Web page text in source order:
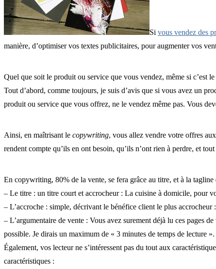
Si vous vendez des
manière, d’optimiser vos textes publicitaires, pour augmenter vos
Quel que soit le produit ou service que vous vendez, même si c’est
Tout d’abord, comme toujours, je suis d’avis que si vous avez un
produit ou service que vous offrez, ne le vendez même pas. Vous
Ainsi, en maîtrisant le copywriting, vous allez vendre votre offres
rendent compte qu’ils en ont besoin, qu’ils n’ont rien à perdre, et tout
En copywriting, 80% de la vente, se fera grâce au titre, et à la
– Le titre : un titre court et accrocheur : La cuisine à domicile, pour
– L’accroche : simple, décrivant le bénéfice client le plus
– L’argumentaire de vente : Vous avez surement déjà lu ces pages
possible. Je dirais un maximum de « 3 minutes de temps de lecture
Également, vos lecteur ne s’intéressent pas du tout aux
caractéristiques :